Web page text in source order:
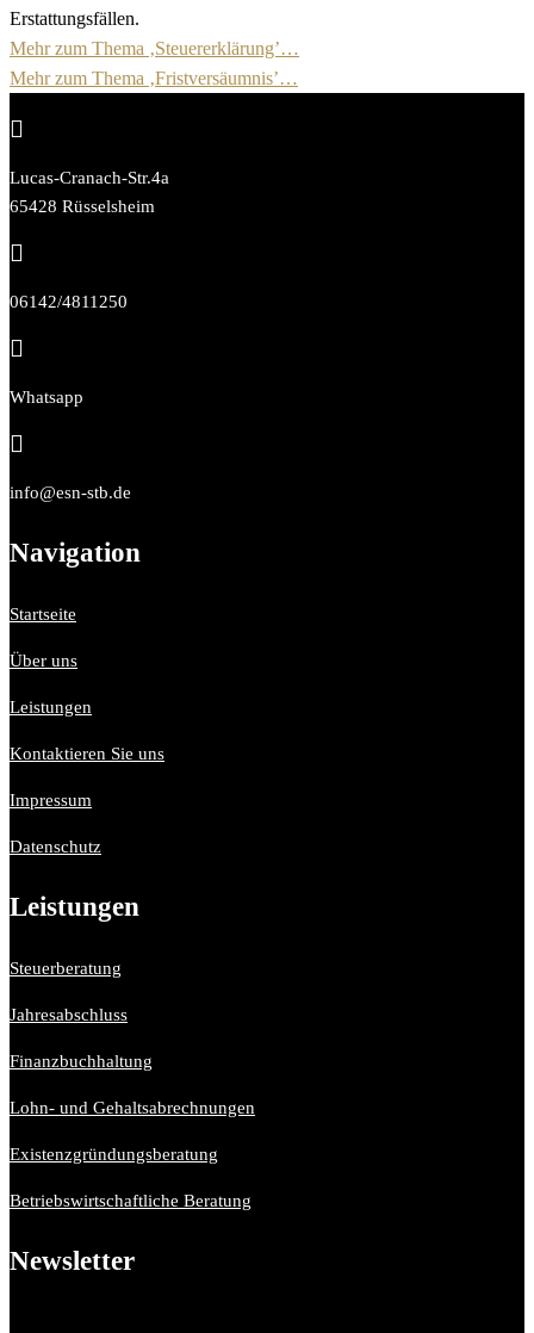
Erstattungsfällen.
Mehr zum Thema ‚Steuererklärung’…
Mehr zum Thema ‚Fristversäumnis’…

Lucas-Cranach-Str.4a
65428 Rüsselsheim

06142/4811250

Whatsapp

info@esn-stb.de
Navigation
Startseite
Über uns
Leistungen
Kontaktieren Sie uns
Impressum
Datenschutz
Leistungen
Steuerberatung
Jahresabschluss
Finanzbuchhaltung
Lohn- und Gehaltsabrechnungen
Existenzgründungsberatung
Betriebswirtschaftliche Beratung
Newsletter